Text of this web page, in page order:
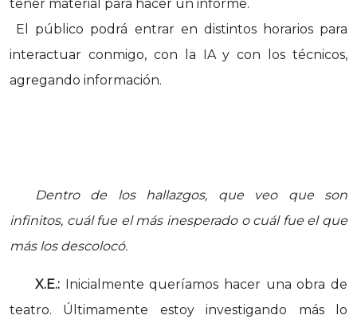
tener material para hacer un informe.
El público podrá entrar en distintos horarios para
interactuar conmigo, con la IA y con los técnicos,
agregando información.
Dentro de los hallazgos, que veo que son
infinitos, cuál fue el más inesperado o cuál fue el que
más los descolocó.
X.E.: Inicialmente queríamos hacer una obra de
teatro. Últimamente estoy investigando más lo